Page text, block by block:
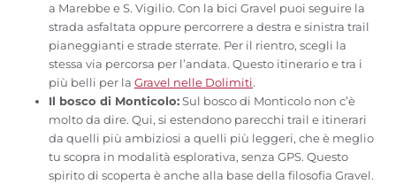
a Marebbe e S. Vigilio. Con la bici Gravel puoi seguire la
strada asfaltata oppure percorrere a destra e sinistra trail
pianeggianti e strade sterrate. Per il rientro, scegli la
stessa via percorsa per l’andata. Questo itinerario e tra i
più belli per la Gravel nelle Dolimiti.
Il bosco di Monticolo:Sul bosco di Monticolo non c’è
molto da dire. Qui, si estendono parecchi trail e itinerari
da quelli più ambiziosi a quelli più leggeri, che è meglio
tu scopra in modalità esplorativa, senza GPS. Questo
spirito di scoperta è anche alla base della filosofia Gravel.